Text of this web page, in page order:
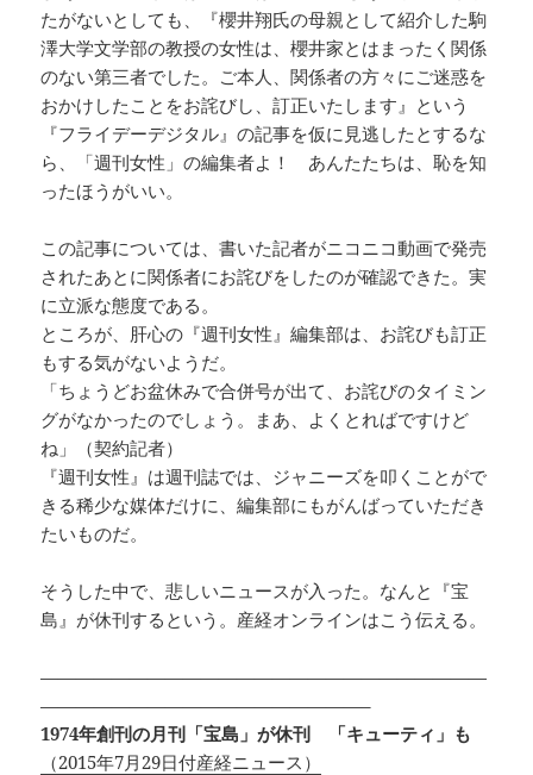
たがないとしても、『櫻井翔氏の母親として紹介した駒
澤大学文学部の教授の女性は、櫻井家とはまったく関係
のない第三者でした。ご本人、関係者の方々にご迷惑を
おかけしたことをお詫びし、訂正いたします』という
『フライデーデジタル』の記事を仮に見逃したとするな
ら、「週刊女性」の編集者よ！ あんたたちは、恥を知
ったほうがいい。
この記事については、書いた記者がニコニコ動画で発売
されたあとに関係者にお詫びをしたのが確認できた。実
に立派な態度である。
ところが、肝心の『週刊女性』編集部は、お詫びも訂正
もする気がないようだ。
「ちょうどお盆休みで合併号が出て、お詫びのタイミン
グがなかったのでしょう。まあ、よくとればですけど
ね」（契約記者）
『週刊女性』は週刊誌では、ジャニーズを叩くことがで
きる稀少な媒体だけに、編集部にもがんばっていただき
たいものだ。
そうした中で、悲しいニュースが入った。なんと『宝
島』が休刊するという。産経オンラインはこう伝える。
—————————————————————————
——————————————————–
1974年創刊の月刊「宝島」が休刊 「キューティ」も
（2015年7月29日付産経ニュース）